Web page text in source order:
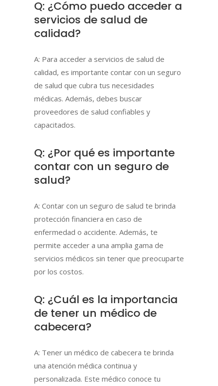
Q: ¿Cómo puedo acceder a
servicios de salud de
calidad?
A: Para acceder a servicios de salud de
calidad, es importante contar con un seguro
de salud que cubra tus necesidades
médicas. Además, debes buscar
proveedores de salud confiables y
capacitados.
Q: ¿Por qué es importante
contar con un seguro de
salud?
A: Contar con un seguro de salud te brinda
protección financiera en caso de
enfermedad o accidente. Además, te
permite acceder a una amplia gama de
servicios médicos sin tener que preocuparte
por los costos.
Q: ¿Cuál es la importancia
de tener un médico de
cabecera?
A: Tener un médico de cabecera te brinda
una atención médica continua y
personalizada. Este médico conoce tu